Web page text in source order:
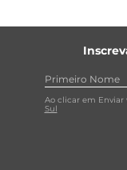
Ao clicar em Enviar
Sul